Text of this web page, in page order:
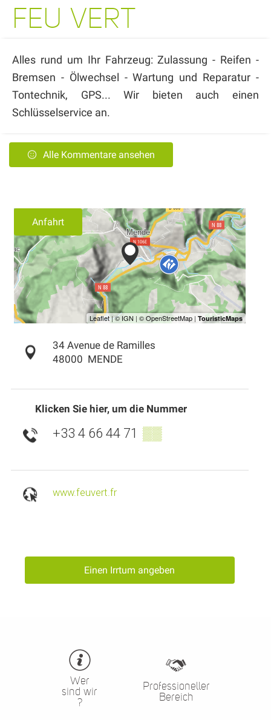
FEU VERT
Alles rund um Ihr Fahrzeug: Zulassung - Reifen -
Bremsen - Ölwechsel - Wartung und Reparatur -
Tontechnik, GPS... Wir bieten auch einen
Schlüsselservice an.
Alle Kommentare ansehen
Anfahrt
34 Avenue de Ramilles
48000 MENDE
Klicken Sie hier, um die Nummer
+33 4 66 44 71 ▒▒
www.feuvert.fr
Einen Irrtum angeben
Wer
sind wir
?
Professioneller
Bereich